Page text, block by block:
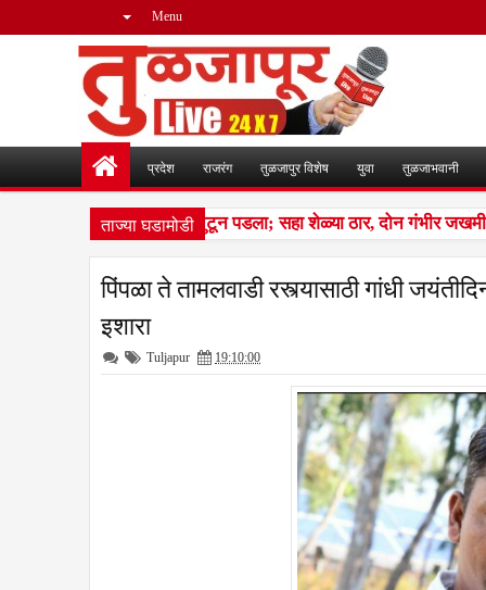
Menu
प्रदेश राजरंग तुळजापुर विशेष युवा तुळजाभवानी
ताज्या घडामोडी
लांडग्यांचा कळप शेळ्यांवर तुटून पडला; सहा शेळ्या ठार, दोन गंभीर
पिंपळा ते तामलवाडी रस्त्यासाठी गांधी
इशारा
Tuljapur 19:10:00